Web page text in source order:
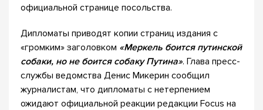
официальной странице посольства.
Дипломаты приводят копии страниц издания с
«громким» заголовком «Меркель боится путинской
собаки, но не боится собаку Путина». Глава пресс-
службы ведомства Денис Микерин сообщил
журналистам, что дипломаты с нетерпением
ожидают официальной реакции редакции Focus на